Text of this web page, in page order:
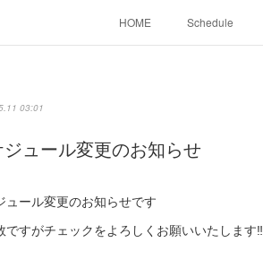
HOME Schedule
03:01
ュール変更のお知らせ
ュール変更のお知らせです
ですがチェックをよろしくお願いいたします‼️